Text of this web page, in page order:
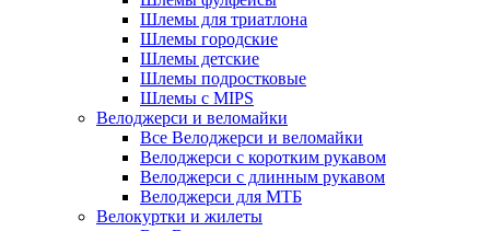
Шлемы для триатлона
Шлемы городские
Шлемы детские
Шлемы подростковые
Шлемы с MIPS
Велоджерси и веломайки
Все Велоджерси и веломайки
Велоджерси с коротким рукавом
Велоджерси с длинным рукавом
Велоджерси для МТБ
Велокуртки и жилеты